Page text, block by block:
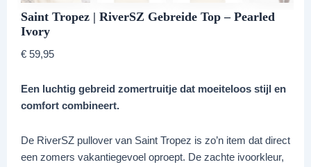
Saint Tropez | RiverSZ Gebreide Top – Pearled
Ivory
€ 59,95
Een luchtig gebreid zomertruitje dat moeiteloos stijl en
comfort combineert.
De RiverSZ pullover van Saint Tropez is zo’n item dat direct
een zomers vakantiegevoel oproept. De zachte ivoorkleur,